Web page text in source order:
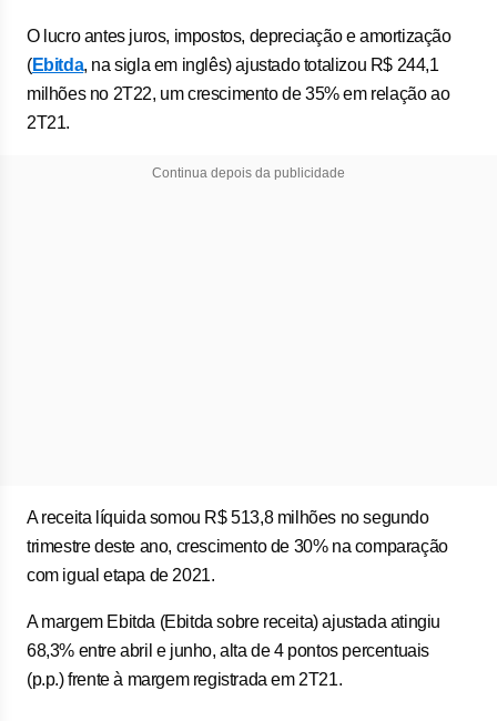
O lucro antes juros, impostos, depreciação e amortização
(Ebitda, na sigla em inglês) ajustado totalizou R$ 244,1
milhões no 2T22, um crescimento de 35% em relação ao
2T21.
Continua depois da publicidade
A receita líquida somou R$ 513,8 milhões no segundo
trimestre deste ano, crescimento de 30% na comparação
com igual etapa de 2021.
A margem Ebitda (Ebitda sobre receita) ajustada atingiu
68,3% entre abril e junho, alta de 4 pontos percentuais
(p.p.) frente à margem registrada em 2T21.